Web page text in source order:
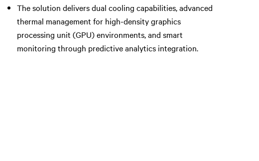
The solution delivers dual cooling capabilities, advanced
thermal management for high-density graphics
processing unit (GPU) environments, and smart
monitoring through predictive analytics integration.